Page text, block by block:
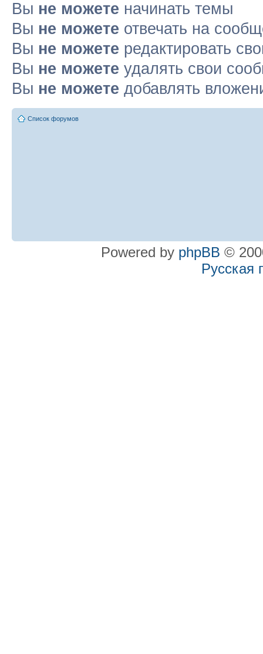
Вы не можете начинать темы
Вы не можете отвечать на
Вы не можете редактировать
Вы не можете удалять свои
Вы не можете добавлять
Список форумов
Powered by phpBB ©
Русская